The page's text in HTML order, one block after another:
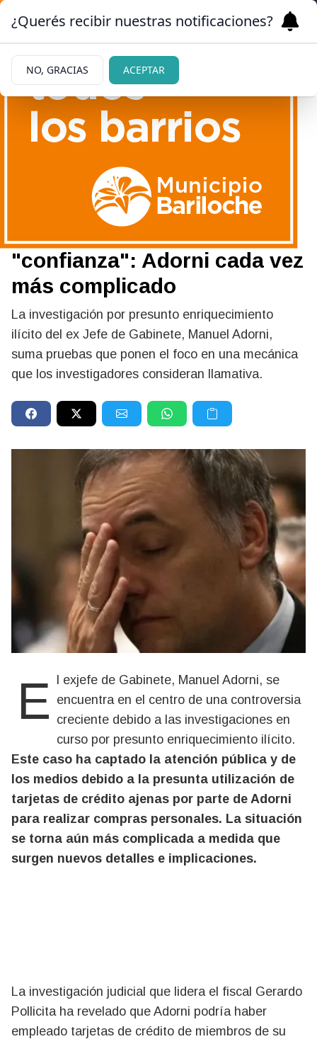
Tarjetas ajenas, compras
rechazadas y una
colaboradora de
"confianza": Adorni cada vez
más complicado
La investigación por presunto enriquecimiento
ilícito del ex Jefe de Gabinete, Manuel Adorni,
suma pruebas que ponen el foco en una mecánica
que los investigadores consideran llamativa.
El exjefe de Gabinete, Manuel Adorni, se encuentra en el centro de una controversia
creciente debido a las investigaciones en
curso por presunto enriquecimiento ilícito.
Este caso ha captado la atención pública y de
los medios debido a la presunta utilización de
tarjetas de crédito ajenas por parte de Adorni
para realizar compras personales. La situación
se torna aún más complicada a medida que
surgen nuevos detalles e implicaciones.
La investigación judicial que lidera el fiscal Gerardo
Pollicita ha revelado que Adorni podría haber
empleado tarjetas de crédito de miembros de su
¿Querés recibir nuestras notificaciones?
NO, GRACIAS ACEPTAR